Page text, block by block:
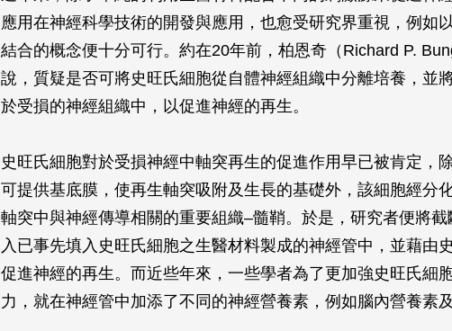
應用在神經科學技術的開發與應用，也愈受研究界重視，例如
結合的概念便十分可行。約在20年前，柏恩奇（Richard P.
說，質疑是否可將史旺氏細胞從自體神經組織中分離培養，並
於受損的神經組織中，以促進神經的再生。
史旺氏細胞對於受損神經中軸突再生的促進作用早已被肯定，
可提供基底膜，使再生軸突吸附及生長的基礎外，該細胞經分
軸突中與神經傳導相關的重要組織–髓鞘。於是，研究者便將
入已事先填入史旺氏細胞之生醫材料製成的神經管中，並藉由
促進神經的再生。而近些年來，一些學者為了更加強史旺氏細
力，就在神經管中加添了不同的神經營養素，例如腦內營養素